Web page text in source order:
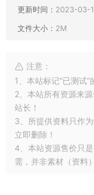
更新时间： 2023-03-
文件大小： 2M
注意：
1、本站标记“已测试
2、本站所有资源来
站长！
3、所提供资料只作
立即删除！
4、本站资源售价只
需，并非素材（资料